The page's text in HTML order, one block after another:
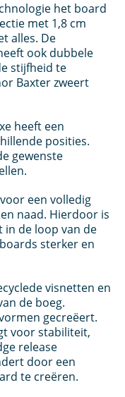
het board
met 1,8 cm
alles. De
ook dubbele
stijfheid te
Baxter zweert
heeft een
posities.
gewenste
een volledig
naad. Hierdoor is
in de loop van de
sterker en
visnetten en
de boeg.
gecreëert.
voor stabiliteit,
release
door een
te creëren.